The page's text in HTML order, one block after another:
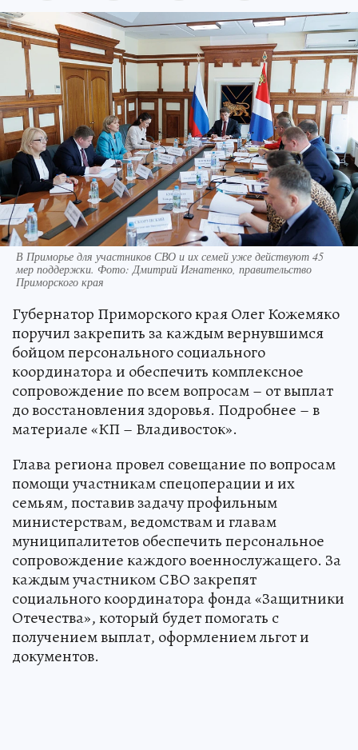
В Приморье для участников СВО и их семей уже действуют 45
мер поддержки. Фото: Дмитрий Игнатенко, правительство
Приморского края
Губернатор Приморского края Олег Кожемяко
поручил закрепить за каждым вернувшимся
бойцом персонального социального
координатора и обеспечить комплексное
сопровождение по всем вопросам – от выплат
до восстановления здоровья. Подробнее – в
материале «КП – Владивосток».
Глава региона провел совещание по вопросам
помощи участникам спецоперации и их
семьям, поставив задачу профильным
министерствам, ведомствам и главам
муниципалитетов обеспечить персональное
сопровождение каждого военнослужащего. За
каждым участником СВО закрепят
социального координатора фонда «Защитники
Отечества», который будет помогать с
получением выплат, оформлением льгот и
документов.